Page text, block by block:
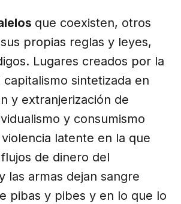
que coexisten, otros
propias reglas y leyes,
Lugares creados por la
sintetizada en
y extranjerización de
y consumismo
latente en la que
de dinero del
las armas dejan sangre
pibas y pibes y en lo que lo